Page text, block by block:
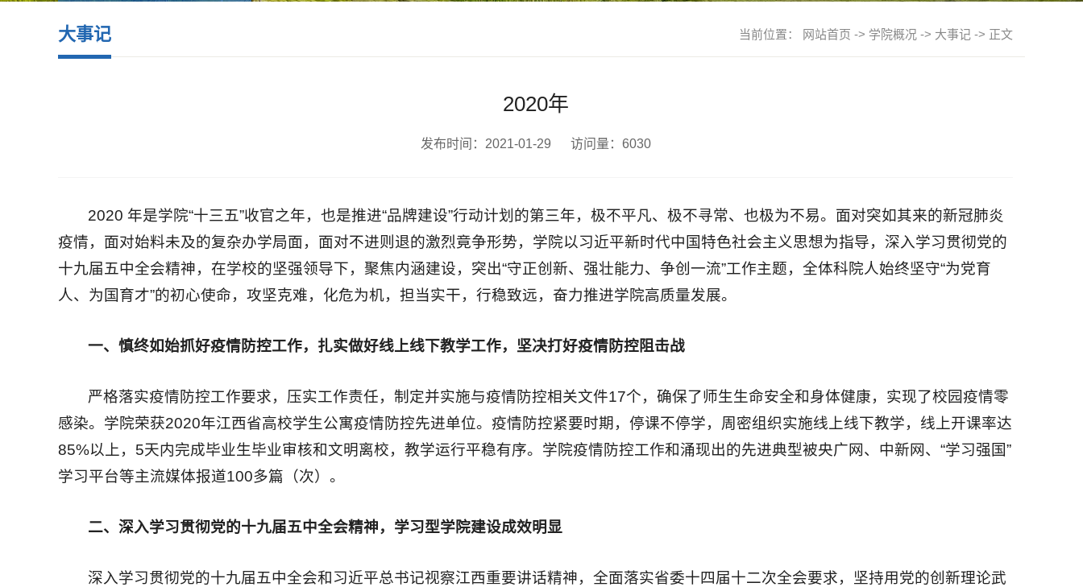
大事记 当前位置： 网站首页 -> 学院概况 -> 大事记 -> 正文
2020年
发布时间：2021-01-29 访问量： 6030
2020 年是学院“十三五”收官之年，也是推进“品牌建设”行动计划的第三年，极不平凡、极不寻常、也极为不易。面对突如其来的新冠肺炎
疫情，面对始料未及的复杂办学局面，面对不进则退的激烈竟争形势，学院以习近平新时代中国特色社会主义思想为指导，深入学习贯彻党的
十九届五中全会精神，在学校的坚强领导下，聚焦内涵建设，突出“守正创新、强壮能力、争创一流”工作主题，全体科院人始终坚守“为党育
人、为国育才”的初心使命，攻坚克难，化危为机，担当实干，行稳致远，奋力推进学院高质量发展。
一、慎终如始抓好疫情防控工作，扎实做好线上线下教学工作， 坚决打好疫情防控阻击战
严格落实疫情防控工作要求，压实工作责任，制定并实施与疫情防控相关文件17个，确保了师生生命安全和身体健康，实现了校园疫情零
感染。学院荣获2020年江西省高校学生公寓疫情防控先进单位。疫情防控紧要时期，停课不停学，周密组织实施线上线下教学，线上开课率达
85%以上，5天内完成毕业生毕业审核和文明离校，教学运行平稳有序。学院疫情防控工作和涌现出的先进典型被央广网、中新网、“学习强国”
学习平台等主流媒体报道100多篇（次）。
二、深入学习贯彻党的十九届五中全会精神，学习型学院建设成效明显
深入学习贯彻党的十九届五中全会和习近平总书记视察江西重要讲话精神，全面落实省委十四届十二次全会要求，坚持用党的创新理论武